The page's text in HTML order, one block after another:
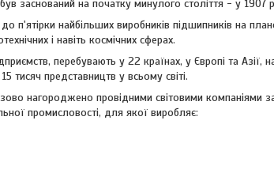
був заснований на початку минулого століття - у 1907
п'ятірки найбільших виробників підшипників на
і навіть космічних сферах.
перебувають у 22 країнах, у Європі та Азії,
тисяч представництв у всьому світі.
нагороджено провідними світовими компаніями за
промисловості, для якої виробляє: